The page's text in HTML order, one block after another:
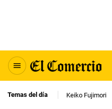
Temas del día Keiko Fujimori